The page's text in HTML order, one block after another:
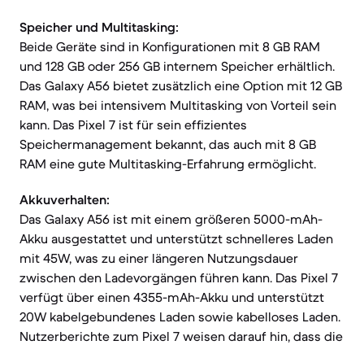
Speicher und Multitasking:
Beide Geräte sind in Konfigurationen mit 8 GB RAM
und 128 GB oder 256 GB internem Speicher erhältlich.
Das Galaxy A56 bietet zusätzlich eine Option mit 12 GB
RAM, was bei intensivem Multitasking von Vorteil sein
kann. Das Pixel 7 ist für sein effizientes
Speichermanagement bekannt, das auch mit 8 GB
RAM eine gute Multitasking-Erfahrung ermöglicht.
Akkuverhalten:
Das Galaxy A56 ist mit einem größeren 5000-mAh-
Akku ausgestattet und unterstützt schnelleres Laden
mit 45W, was zu einer längeren Nutzungsdauer
zwischen den Ladevorgängen führen kann. Das Pixel 7
verfügt über einen 4355-mAh-Akku und unterstützt
20W kabelgebundenes Laden sowie kabelloses Laden.
Nutzerberichte zum Pixel 7 weisen darauf hin, dass die